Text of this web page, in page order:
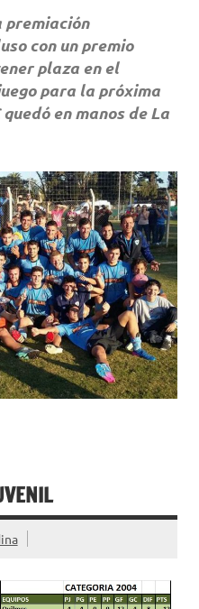
premiación
con un premio
plaza en el
para la próxima
en manos de La